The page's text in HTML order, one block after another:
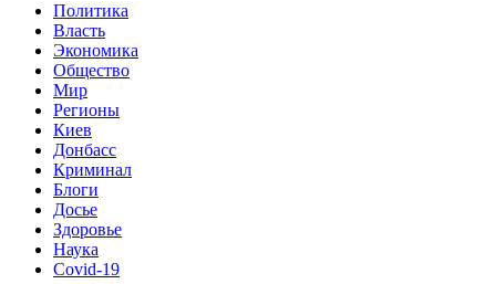
Политика
Власть
Экономика
Общество
Мир
Регионы
Киев
Донбасс
Криминал
Блоги
Досье
Здоровье
Наука
Covid-19